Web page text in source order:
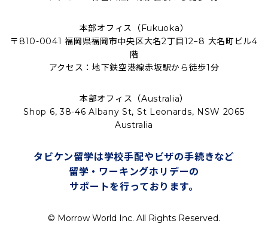
本部オフィス（Fukuoka）
〒810-0041 福岡県福岡市中央区大名2丁目12−8 大名町ビル4
階
アクセス：地下鉄空港線赤坂駅から徒歩1分
本部オフィス（Australia）
Shop 6, 38-46 Albany St, St Leonards, NSW 2065
Australia
タビケン留学は学校手配やビザの手続きなど
留学・ワーキングホリデーの
サポートを行っております。
© Morrow World Inc. All Rights Reserved.